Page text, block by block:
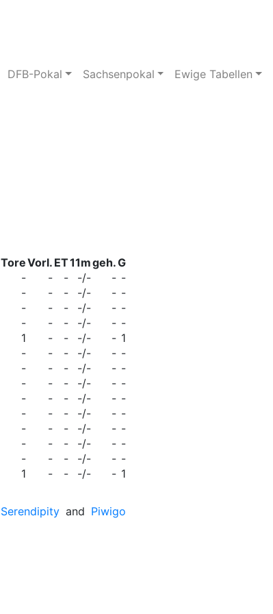
DFB-Pokal Sachsenpokal Ewige Tabellen
ToreVorl. ET11mgeh.G
- - - -/- - -
- - - -/- - -
- - - -/- - -
- - - -/- - -
1 - - -/- - 1
- - - -/- - -
- - - -/- - -
- - - -/- - -
- - - -/- - -
- - - -/- - -
- - - -/- - -
- - - -/- - -
- - - -/- - -
1 - - -/- - 1
Serendipity and Piwigo